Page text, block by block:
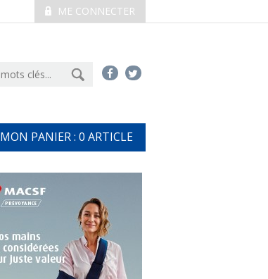
ME CONNECTER
MON PANIER : 0 ARTICLE